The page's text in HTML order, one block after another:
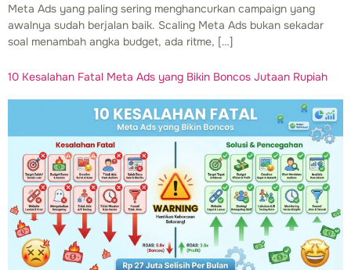
Meta Ads yang paling sering menghancurkan campaign yang
awalnya sudah berjalan baik. Scaling Meta Ads bukan sekadar
soal menambah angka budget, ada ritme, […]
10 Kesalahan Fatal Meta Ads yang Bikin Boncos Jutaan Rupiah